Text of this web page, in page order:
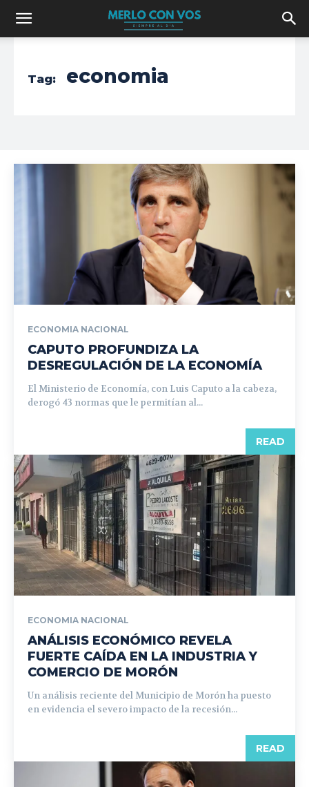
Tag: economia
ECONOMIA NACIONAL
CAPUTO PROFUNDIZA LA
DESREGULACIÓN DE LA ECONOMÍA
El Ministerio de Economía, con Luis Caputo a la cabeza,
derogó 43 normas que le permitían al...
READ
ECONOMIA NACIONAL
ANÁLISIS ECONÓMICO REVELA
FUERTE CAÍDA EN LA INDUSTRIA Y
COMERCIO DE MORÓN
Un análisis reciente del Municipio de Morón ha puesto
en evidencia el severo impacto de la recesión...
READ